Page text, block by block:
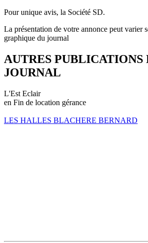
Pour unique avis, la Société SD.
La présentation de votre annonce peut varier
graphique du journal
AUTRES PUBLICATIONS
JOURNAL
L'Est Eclair
en Fin de location gérance
LES HALLES BLACHERE BERNARD